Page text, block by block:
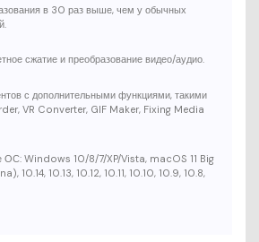
в 30 раз выше, чем у обычных
сжатие и преобразование видео/аудио.
с дополнительными функциями, такими
VR Converter, GIF Maker, Fixing Media
ОС: Windows 10/8/7/XP/Vista, macOS 11 Big
10.14, 10.13, 10.12, 10.11, 10.10, 10.9, 10.8,